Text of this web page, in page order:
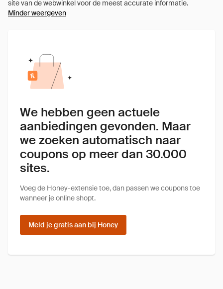
Minder weergeven
We hebben geen actuele
aanbiedingen gevonden. Maar
we zoeken automatisch naar
coupons op meer dan 30.000
sites.
Voeg de Honey-extensie toe, dan passen we coupons toe
wanneer je online shopt.
Meld je gratis aan bij Honey